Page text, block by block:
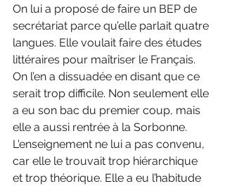
On lui a proposé de faire un BEP de
secrétariat parce qu’elle parlait quatre
langues. Elle voulait faire des études
littéraires pour maîtriser le Français.
On l’en a dissuadée en disant que ce
serait trop difficile. Non seulement elle
a eu son bac du premier coup, mais
elle a aussi rentrée à la Sorbonne.
L'enseignement ne lui a pas convenu,
car elle le trouvait trop hiérarchique
et trop théorique. Elle a eu l’habitude